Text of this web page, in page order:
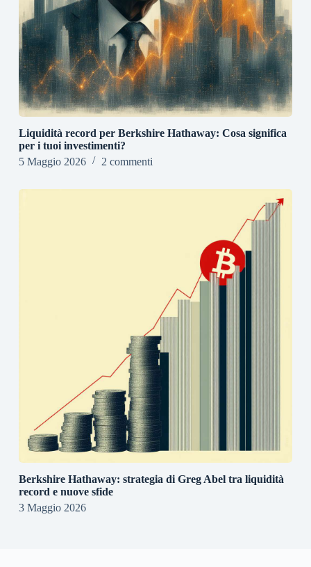
Liquidità record per Berkshire Hathaway: Cosa significa
per i tuoi investimenti?
5 Maggio 2026
2 commenti
Berkshire Hathaway: strategia di Greg Abel tra liquidità
record e nuove sfide
3 Maggio 2026